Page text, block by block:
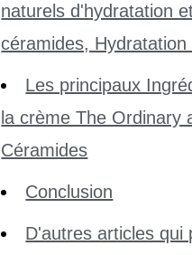
naturels d'hydratation
céramides, Hydratation
Les principaux
la crème The Ordinary
Céramides
Conclusion
D'autres articles qui